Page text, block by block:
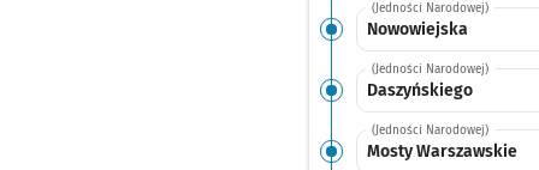
(Jedności Narodowej)
Nowowiejska
(Jedności Narodowej)
Daszyńskiego
(Jedności Narodowej)
Mosty Warszawskie